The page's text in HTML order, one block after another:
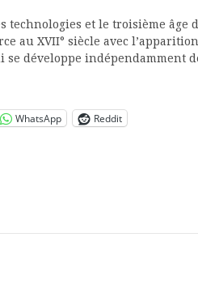
technologies et le troisième
au XVII° siècle avec
se développe indépendamment
WhatsApp Reddit